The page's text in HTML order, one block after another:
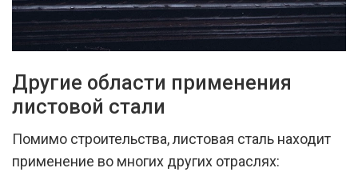
Другие области применения
листовой стали
Помимо строительства, листовая сталь находит
применение во многих других отраслях: